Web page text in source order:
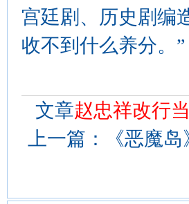
宫廷剧、历史剧编
收不到什么养分。”
文章赵忠祥改行
上一篇：
《恶魔